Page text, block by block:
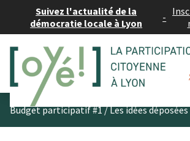
Suivez l'actualité de la
démocratie locale à Lyon
-
Budget participatif #1/Les idées déposées